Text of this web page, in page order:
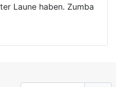
Laune haben. Zumba